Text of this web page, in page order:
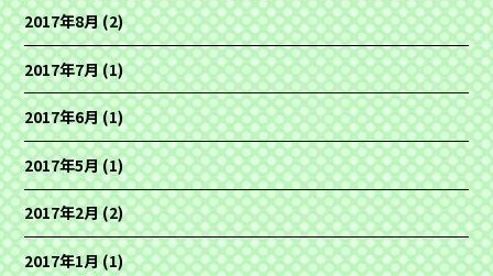
2017年8月(2)
2017年7月(1)
2017年6月(1)
2017年5月(1)
2017年2月(2)
2017年1月(1)